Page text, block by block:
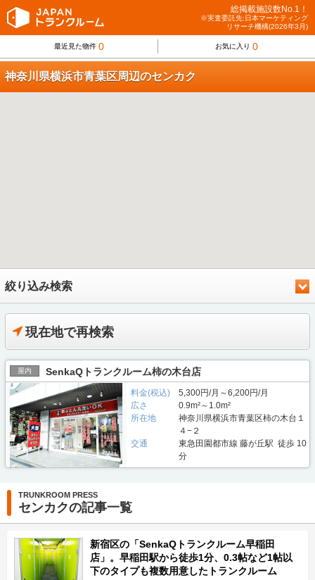
総掲載施設数No.1！
※実査委託先:日本マーケティング
リサーチ機構(2026年3月)
最近見た物件 0 お気に入り 0
神奈川県横浜市青葉区周辺のセンカク
絞り込み検索
現在地で再検索
屋内 SenkaQトランクルーム柿の木台店
料金(税込)
5,300円/月～6,200円/月
広さ
0.9m²～1.0m²
所在地
神奈川県横浜市青葉区柿の木台１
４−２
交通
東急田園都市線 藤が丘駅 徒歩 10
分
TRUNKROOM PRESS
センカクの記事一覧
新宿区の「SenkaQトランクルーム早稲田
店」。早稲田駅から徒歩1分、0.3帖など1帖以
下のタイプも複数用意したトランクルーム